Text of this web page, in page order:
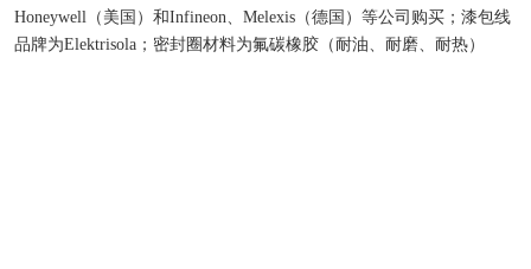
Honeywell（美国）和Infineon、Melexis（德国）等公司购买；漆包线
品牌为Elektrisola；密封圈材料为氟碳橡胶（耐油、耐磨、耐热）